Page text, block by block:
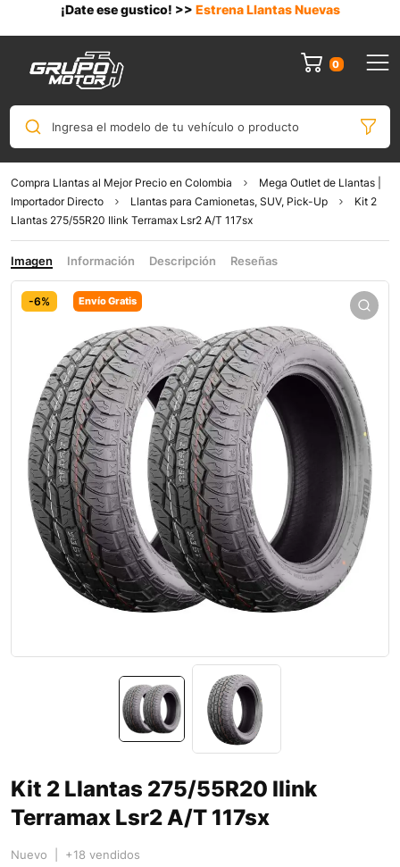
¡Date ese gustico! >> Estrena Llantas Nuevas
0
Ingresa el modelo de tu vehículo o producto
Compra Llantas al Mejor Precio en Colombia
Mega Outlet de Llantas |
Importador Directo
Llantas para Camionetas, SUV, Pick-Up
Kit 2
Llantas 275/55R20 Ilink Terramax Lsr2 A/T 117sx
Imagen Información Descripción Reseñas
-6% Envío Gratis
Kit 2 Llantas 275/55R20 Ilink
Terramax Lsr2 A/T 117sx
Nuevo | +18 vendidos